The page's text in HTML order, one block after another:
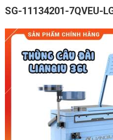
SG-11134201-7QVEU-